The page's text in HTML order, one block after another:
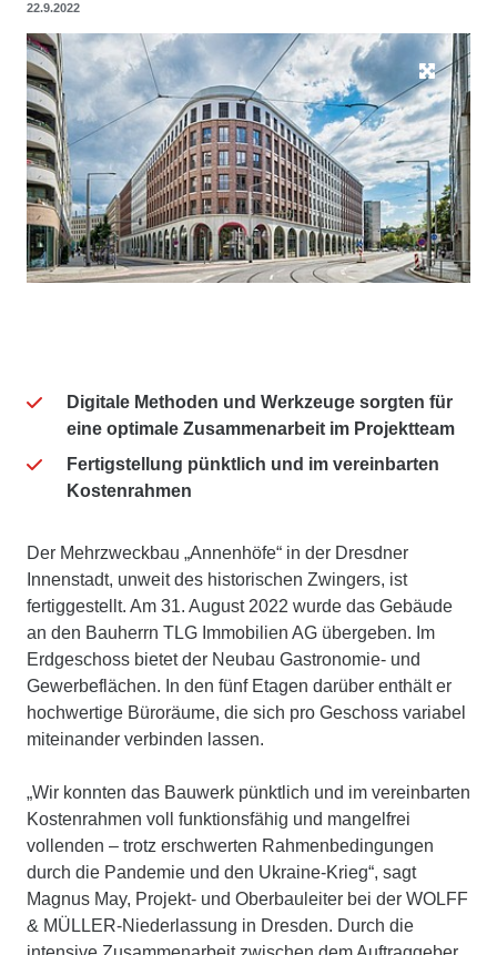
22.9.2022
Digitale Methoden und Werkzeuge sorgten für
eine optimale Zusammenarbeit im Projektteam
Fertigstellung pünktlich und im vereinbarten
Kostenrahmen
Der Mehrzweckbau „Annenhöfe“ in der Dresdner
Innenstadt, unweit des historischen Zwingers, ist
fertiggestellt. Am 31. August 2022 wurde das Gebäude
an den Bauherrn TLG Immobilien AG übergeben. Im
Erdgeschoss bietet der Neubau Gastronomie- und
Gewerbeflächen. In den fünf Etagen darüber enthält er
hochwertige Büroräume, die sich pro Geschoss variabel
miteinander verbinden lassen.
„Wir konnten das Bauwerk pünktlich und im vereinbarten
Kostenrahmen voll funktionsfähig und mangelfrei
vollenden – trotz erschwerten Rahmenbedingungen
durch die Pandemie und den Ukraine-Krieg“, sagt
Magnus May, Projekt- und Oberbauleiter bei der WOLFF
& MÜLLER-Niederlassung in Dresden. Durch die